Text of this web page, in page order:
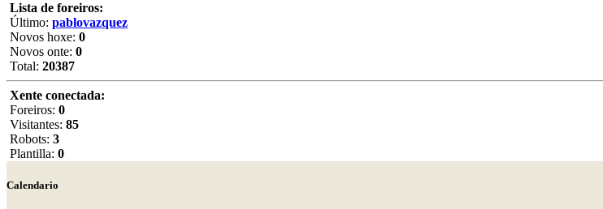
Lista de foreiros:
Último: pablovazquez
Novos hoxe: 0
Novos onte: 0
Total: 20387
Xente conectada:
Foreiros: 0
Visitantes: 85
Robots: 3
Plantilla: 0
Calendario